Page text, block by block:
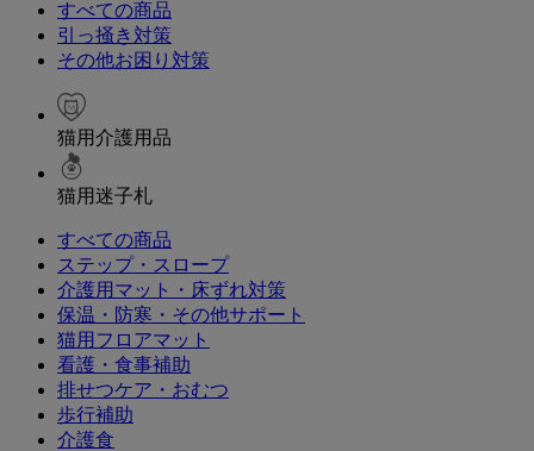
すべての商品
引っ掻き対策
その他お困り対策
猫用介護用品
猫用迷子札
すべての商品
ステップ・スロープ
介護用マット・床ずれ対策
保温・防寒・その他サポート
猫用フロアマット
看護・食事補助
排せつケア・おむつ
歩行補助
介護食